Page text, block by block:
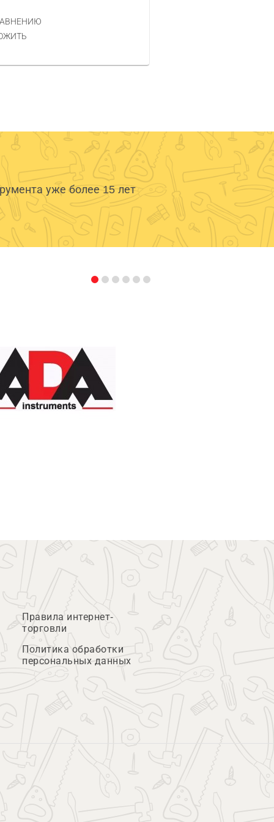
уже более 15 лет
Правила интернет-
торговли
Политика обработки
персональных данных